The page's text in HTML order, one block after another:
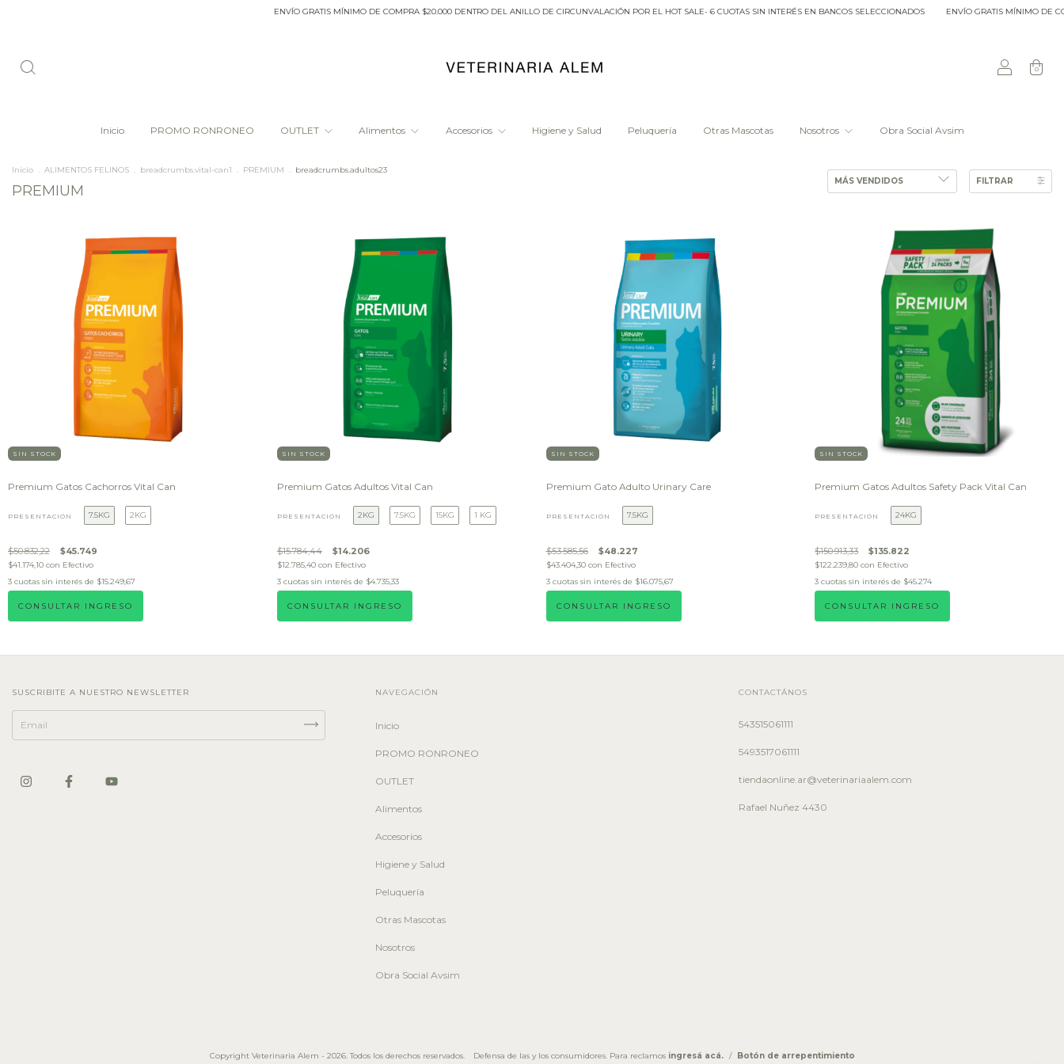
ENVÍO GRATIS MÍNIMO DE COMPRA $20.000 DENTRO DEL ANILLO DE CIRCUNVALACIÓN POR EL HOT SALE- 6 CUOTAS SIN INTERÉS EN BANCOS SELECCIONADOS ENVÍO GRATIS MÍNIMO DE
0
Inicio PROMO RONRONEO OUTLET Alimentos Accesorios Higiene y Salud Peluquería Otras Mascotas Nosotros Obra Social Avsim
Inicio . ALIMENTOS FELINOS . breadcrumbs.vital-can1 . PREMIUM . breadcrumbs.adultos23
PREMIUM
FILTRAR
SIN STOCK
Premium Gatos Cachorros Vital Can
PRESENTACIÓN 7.5KG 2KG
$50.832,22 $45.749
$41.174,10 con Efectivo
3 cuotas sin interés de $15.249,67
CONSULTAR INGRESO
SIN STOCK
Premium Gatos Adultos Vital Can
PRESENTACIÓN 2KG 7.5KG 15KG 1 KG
$15.784,44 $14.206
$12.785,40 con Efectivo
3 cuotas sin interés de $4.735,33
CONSULTAR INGRESO
SIN STOCK
Premium Gato Adulto Urinary Care
PRESENTACIÓN 7.5KG
$53.585,56 $48.227
$43.404,30 con Efectivo
3 cuotas sin interés de $16.075,67
CONSULTAR INGRESO
SIN STOCK
Premium Gatos Adultos Safety Pack Vital Can
PRESENTACIÓN 24KG
$150.913,33 $135.822
$122.239,80con Efectivo
3 cuotas sin interés de $45.274
CONSULTAR INGRESO
SUSCRIBITE A NUESTRO NEWSLETTER NAVEGACIÓN
Inicio
PROMO RONRONEO
OUTLET
Alimentos
Accesorios
Higiene y Salud
Peluquería
Otras Mascotas
Nosotros
Obra Social Avsim
CONTACTÁNOS
543515061111
5493517061111
tiendaonline.ar@veterinariaalem.com
Rafael Nuñez 4430
Copyright Veterinaria Alem - 2026. Todos los derechos reservados. Defensa de las y los consumidores. Para reclamos ingresá acá. / Botón de arrepentimiento